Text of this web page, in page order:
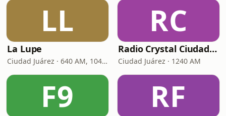
LL
La Lupe
Ciudad Juárez · 640 AM, 104.7 FM
RC
Radio Crystal Ciudad Juárez
Ciudad Juárez · 1240 AM
F9 RF